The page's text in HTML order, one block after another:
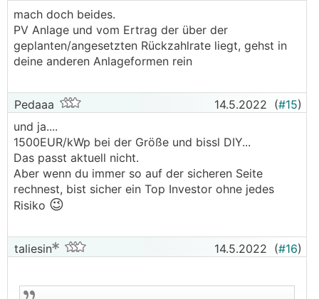
mach doch beides.
PV Anlage und vom Ertrag der über der
geplanten/angesetzten Rückzahlrate liegt, gehst in
deine anderen Anlageformen rein
Pedaaa 14.5.2022 (#15)
und ja....
1500EUR/kWp bei der Größe und bissl DIY...
Das passt aktuell nicht.
Aber wenn du immer so auf der sicheren Seite
rechnest, bist sicher ein Top Investor ohne jedes
Risiko 😉
taliesin 14.5.2022 (#16)